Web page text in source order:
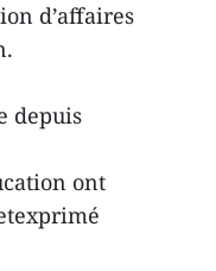
d’affaires
depuis
ont